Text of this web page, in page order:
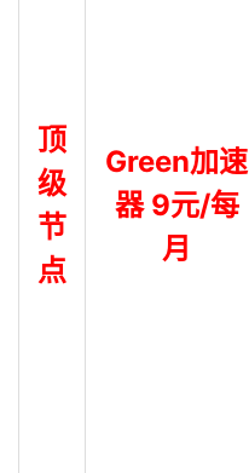
顶
级
节
点
Green加速
器 9元/每
月